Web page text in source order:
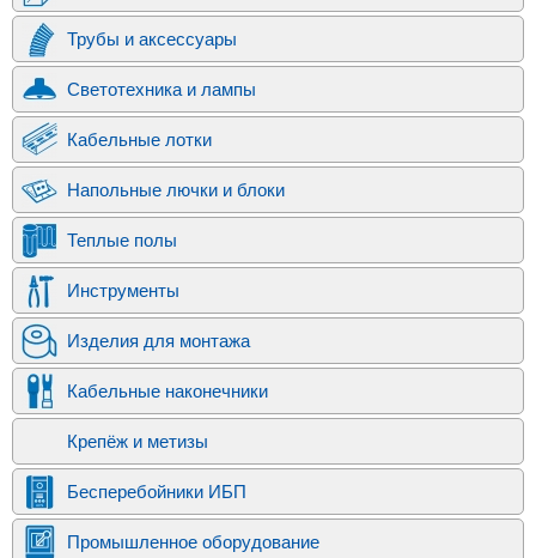
Трубы и аксессуары
Светотехника и лампы
Кабельные лотки
Напольные лючки и блоки
Теплые полы
Инструменты
Изделия для монтажа
Кабельные наконечники
Крепёж и метизы
Бесперебойники ИБП
Промышленное оборудование